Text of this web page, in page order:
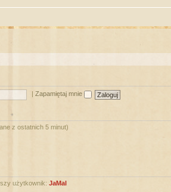
Zapamiętaj mnie
z ostatnich 5 minut)
użytkownik: JaMal